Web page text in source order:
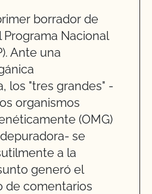
borrador de
Programa Nacional
Ante una
los "tres grandes" -
organismos
(OMG)
se
a la
generó el
de comentarios